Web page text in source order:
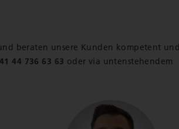
beraten unsere Kunden kompetent und
44 736 63 63 oder via untenstehendem